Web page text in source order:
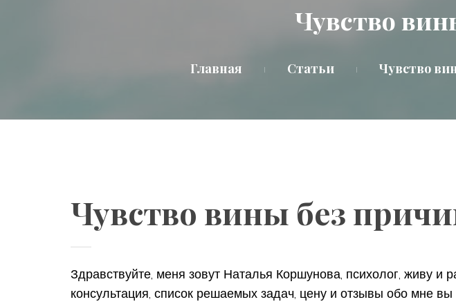
Чувство
Главная Статьи Чувство
Чувство вины без
Здравствуйте, меня зовут Наталья Коршунова, психолог, живу и
консультация, список решаемых задач, цену и отзывы обо мне